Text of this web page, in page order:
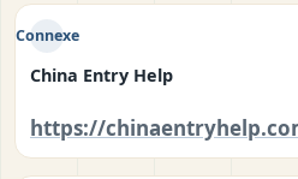
Connexe
China Entry Help
https://